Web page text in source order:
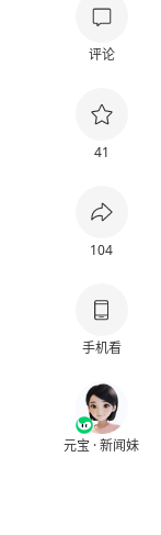
评论
41
104
手机看
元宝 · 新闻妹